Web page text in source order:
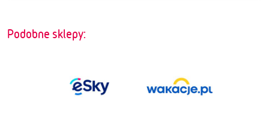
Podobne sklepy: